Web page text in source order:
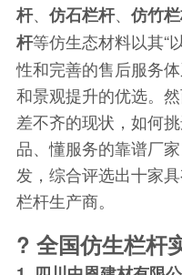
杆、仿石栏杆、仿竹
杆等仿生态材料以其“
性和完善的售后服务
和景观提升的优选。
差不齐的现状，如何
品、懂服务的靠谱厂
发，综合评选出十家
栏杆生产商。
? 全国仿生栏杆